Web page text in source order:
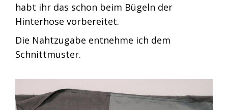
habt ihr das schon beim Bügeln der
Hinterhose vorbereitet.
Die Nahtzugabe entnehme ich dem
Schnittmuster.